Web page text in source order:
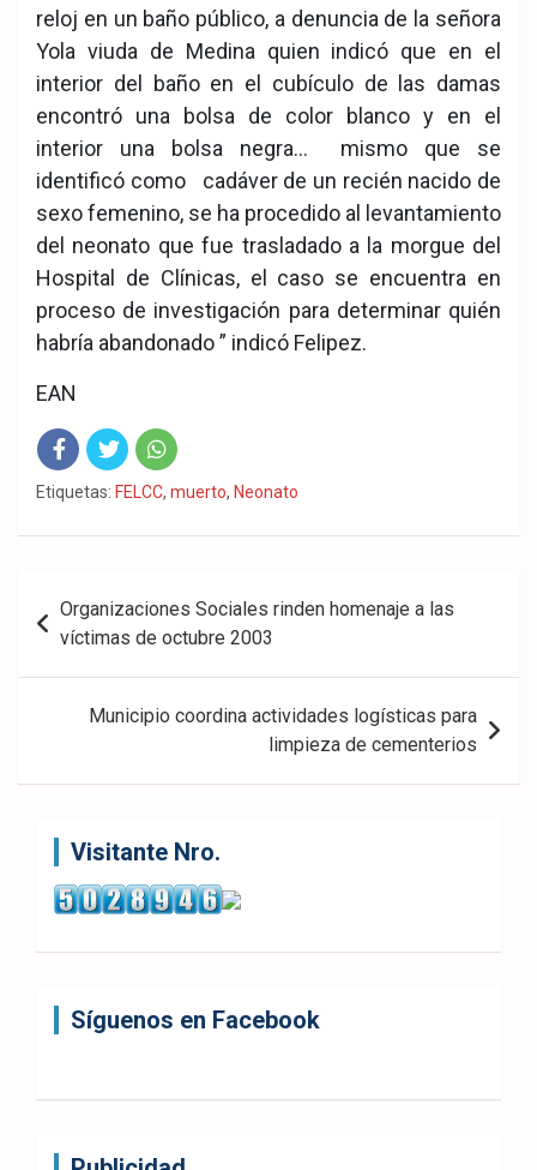
reloj en un baño público, a denuncia de la señora
Yola viuda de Medina quien indicó que en el
interior del baño en el cubículo de las damas
encontró una bolsa de color blanco y en el
interior una bolsa negra… mismo que se
identificó como cadáver de un recién nacido de
sexo femenino, se ha procedido al levantamiento
del neonato que fue trasladado a la morgue del
Hospital de Clínicas, el caso se encuentra en
proceso de investigación para determinar quién
habría abandonado ” indicó Felipez.
EAN
Fac
eb
Twit
ter
Wha
tsA
Etiquetas: FELCC, muerto, Neonato
Navegación
de
entradas
Organizaciones Sociales rinden homenaje a las
víctimas de octubre 2003
Municipio coordina actividades logísticas para
limpieza de cementerios
Visitante Nro.
Síguenos en Facebook